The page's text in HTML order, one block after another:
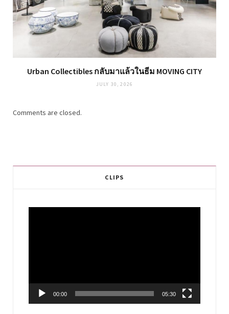
Urban Collectibles กลับมาแล้วในธีม MOVING CITY
JULY 30, 2026
Comments are closed.
CLIPS
00:00 05:30